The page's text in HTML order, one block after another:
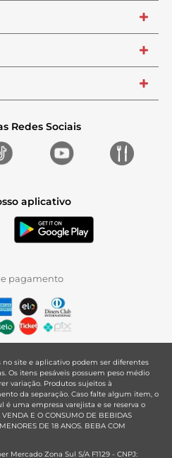
+
+
+
Redes Sociais
aplicativo
pagamento
no site e aplicativo podem ser diferentes
Os itens pesáveis possuem peso médio
variação. Produtos sujeitos à
da separação. Caso falte algum item, o
é uma empresa varejista e se reserva o
E O CONSUMO DE BEBIDAS
DE 18 ANOS. BEBA COM
Mercado Zona Sul S/A F1129 - CNPJ: